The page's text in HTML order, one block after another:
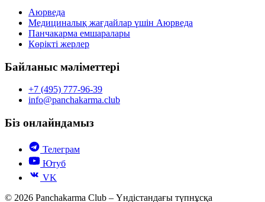
Аюрведа
Медициналық жағдайлар үшін Аюрведа
Панчакарма емшаралары
Көрікті жерлер
Байланыс мәліметтері
+7 (495) 777-96-39
info@panchakarma.club
Біз онлайндамыз
Телеграм
Ютуб
VK
© 2026 Panchakarma Club – Үндістандағы түпнұсқа